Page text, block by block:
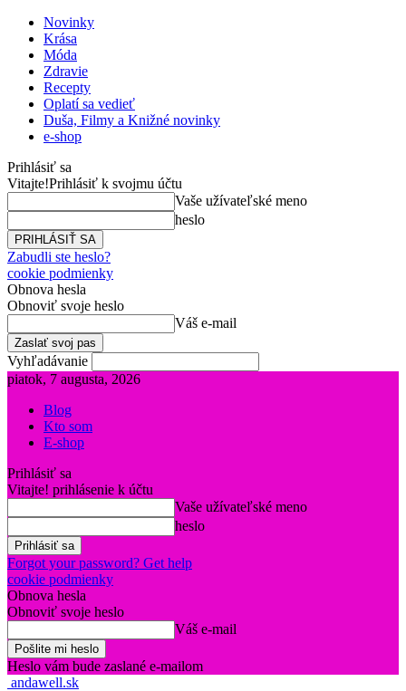
Novinky
Krása
Móda
Zdravie
Recepty
Oplatí sa vedieť
Duša, Filmy a Knižné novinky
e-shop
Prihlásiť sa
Vitajte!Prihlásiť k svojmu účtu
Vaše užívateľské meno
heslo
Zabudli ste heslo?
cookie podmienky
Obnova hesla
Obnoviť svoje heslo
Váš e-mail
Vyhľadávanie
piatok, 7 augusta, 2026
Blog
Kto som
E-shop
Prihlásiť sa
Vitajte! prihlásenie k účtu
Vaše užívateľské meno
heslo
Forgot your password? Get help
cookie podmienky
Obnova hesla
Obnoviť svoje heslo
Váš e-mail
Heslo vám bude zaslané e-mailom
andawell.sk